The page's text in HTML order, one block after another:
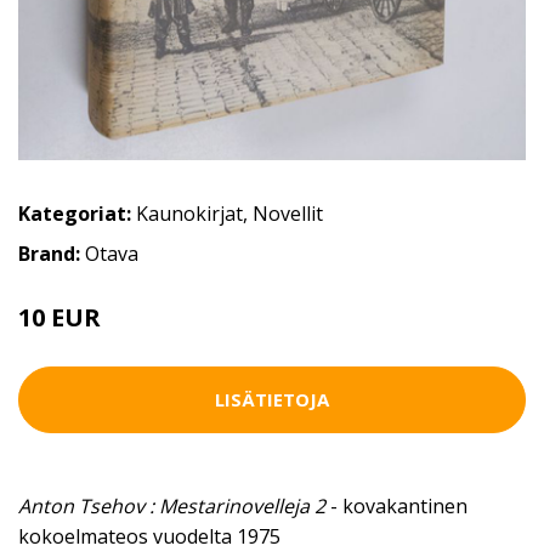
Kategoriat: Kaunokirjat, Novellit
Brand:Otava
10 EUR
LISÄTIETOJA
Anton Tsehov : Mestarinovelleja 2- kovakantinen
kokoelmateos vuodelta 1975